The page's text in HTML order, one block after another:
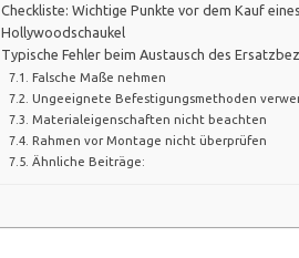
Checkliste: Wichtige Punkte vor dem Kauf
Hollywoodschaukel
Typische Fehler beim Austausch des
Falsche Maße nehmen
Ungeeignete Befestigungsmethoden
Materialeigenschaften nicht beachten
Rahmen vor Montage nicht überprüfen
Ähnliche Beiträge: